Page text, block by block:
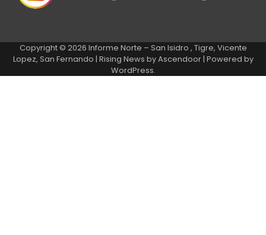
Copyright © 2026 Informe Norte – San Isidro , Tigre, Vicente
Lopez, San Fernando | Rising News byAscendoor| Powered by
WordPress.